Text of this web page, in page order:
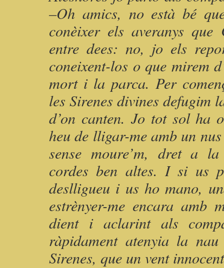
–Oh amics, no està bé
conèixer els averanys
entre dees: no, jo els
coneixent-los o que mirem
mort i la parca. Per
les Sirenes divines defugim
d’on canten. Jo tot sol ha
heu de lligar-me amb un
sense moure’m, dret a
cordes ben altes. I si us
deslligueu i us ho mano,
estrènyer-me encara amb
dient i aclarint als
ràpidament atenyia la
Sirenes, que un vent